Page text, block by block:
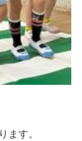
ます。